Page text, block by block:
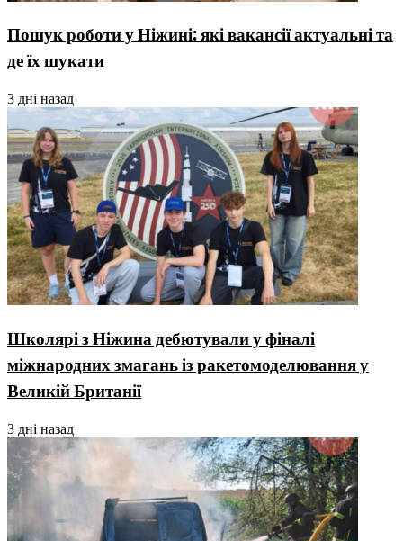
Пошук роботи у Ніжині: які вакансії актуальні та
де їх шукати
3 дні назад
Школярі з Ніжина дебютували у фіналі
міжнародних змагань із ракетомоделювання у
Великій Британії
3 дні назад